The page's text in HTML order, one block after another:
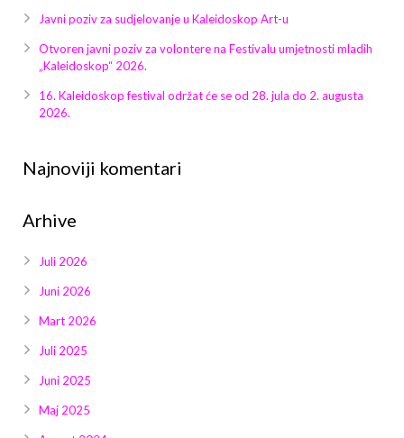
Galerija 2019
Galerija 2022
Galerija 2023
Galerija 2025
Javni poziv za sudjelovanje u Kaleidoskop Art-u
Otvoren javni poziv za volontere na Festivalu umjetnosti mladih
„Kaleidoskop“ 2026.
16. Kaleidoskop festival održat će se od 28. jula do 2. augusta
2026.
Najnoviji komentari
Arhive
Juli 2026
Juni 2026
Mart 2026
Juli 2025
Juni 2025
Maj 2025